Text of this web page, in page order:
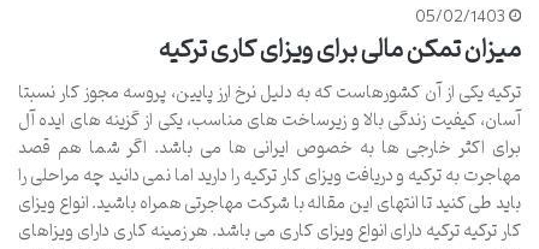
05/02/1403
میزان تمکن مالی برای ویزای کاری ترکیه
ترکیه یکی از آن کشورهاست که به دلیل نرخ ارز پایین، پروسه مجوز کار نسبتا
آسان، کیفیت زندگی بالا و زیرساخت های مناسب، یکی از گزینه های ایده آل
برای اکثر خارجی ها به خصوص ایرانی ها می باشد. اگر شما هم قصد
مهاجرت به ترکیه و دریافت ویزای کار ترکیه را دارید اما نمی دانید چه مراحلی را
باید طی کنید تا انتهای این مقاله با شرکت مهاجرتی همراه باشید. انواع ویزای
کار ترکیه ترکیه دارای انواع ویزای کاری می باشد. هر زمینه کاری دارای ویزاهای